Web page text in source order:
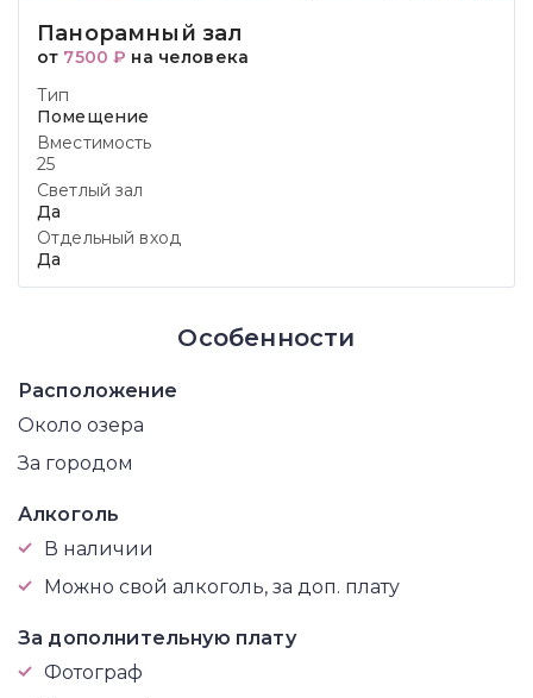
Панорамный зал
от 7500 ₽ на человека
Тип
Помещение
Вместимость
25
Светлый зал
Да
Отдельный вход
Да
Особенности
Расположение
Около озера
За городом
Алкоголь
В наличии
Можно свой алкоголь, за доп. плату
За дополнительную плату
Фотограф